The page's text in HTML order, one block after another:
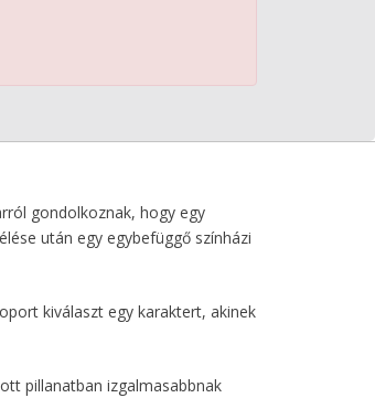
gondolkoznak, hogy egy
után egy egybefüggő színházi
kiválaszt egy karaktert, akinek
pillanatban izgalmasabbnak